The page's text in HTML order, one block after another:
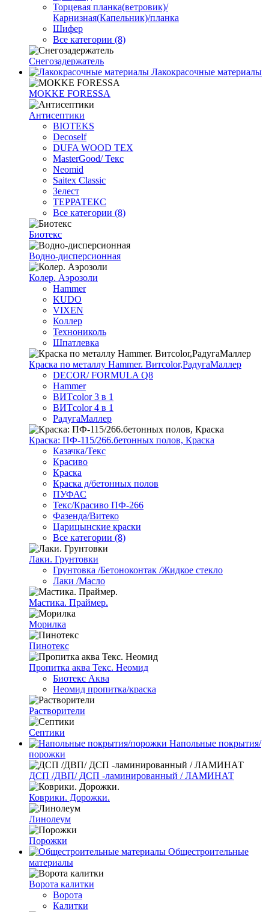
Торцевая планка(ветровик)/
Карнизная(Капельник)/планка
Шифер
Все категории (8)
Снегозадержатель
Лакокрасочные материалы
MOKKE FORESSA
Антисептики
BIOTEKS
Decoself
DUFA WOOD TEX
MasterGood/ Текс
Neomid
Saitex Classic
Зелест
ТЕРРАТЕКС
Все категории (8)
Биотекс
Водно-дисперсионная
Колер. Аэрозоли
Hammer
KUDO
VIXEN
Коллер
Технониколь
Шпатлевка
Краска по металлу Hammer. Витcolor,РадугаМаллер
DECOR/ FORMULA Q8
Hammer
ВИТcolor 3 в 1
ВИТcolor 4 в 1
РадугаМаллер
Краска: ПФ-115/266.бетонных полов, Краска
Казачка/Текс
Красиво
Краска
Краска д/бетонных полов
ПУФАС
Текс/Красиво ПФ-266
Фазенда/Витеко
Царицынские краски
Все категории (8)
Лаки. Грунтовки
Грунтовка /Бетоноконтак /Жидкое стекло
Лаки /Масло
Мастика. Праймер.
Морилка
Пинотекс
Пропитка аква Текс. Неомид
Биотекс Аква
Неомид пропитка/краска
Растворители
Септики
Напольные покрытия/
порожки
ДСП /ДВП/ ДСП -ламинированный / ЛАМИНАТ
Коврики. Дорожки.
Линолеум
Порожки
Общестроительные
материалы
Ворота калитки
Ворота
Калитки